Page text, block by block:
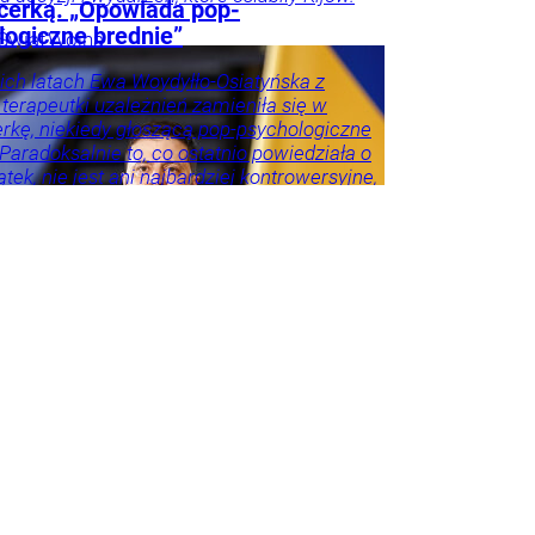
Wojna
„Opowiada pop-
brednie”
latach Ewa Woydyłło-Osiatyńska z
uzależnień zamieniła się w
niekiedy głoszącą pop-psychologiczne
to, co ostatnio powiedziała o
nie jest ani najbardziej kontrowersyjne,